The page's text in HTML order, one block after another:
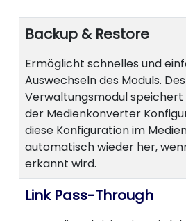
Backup & Restore
Ermöglicht schnelles und
Auswechseln des Moduls. Des
Verwaltungsmodul speichert
der Medienkonverter
diese Konfiguration im
automatisch wieder her,
erkannt wird.
Link Pass-Through